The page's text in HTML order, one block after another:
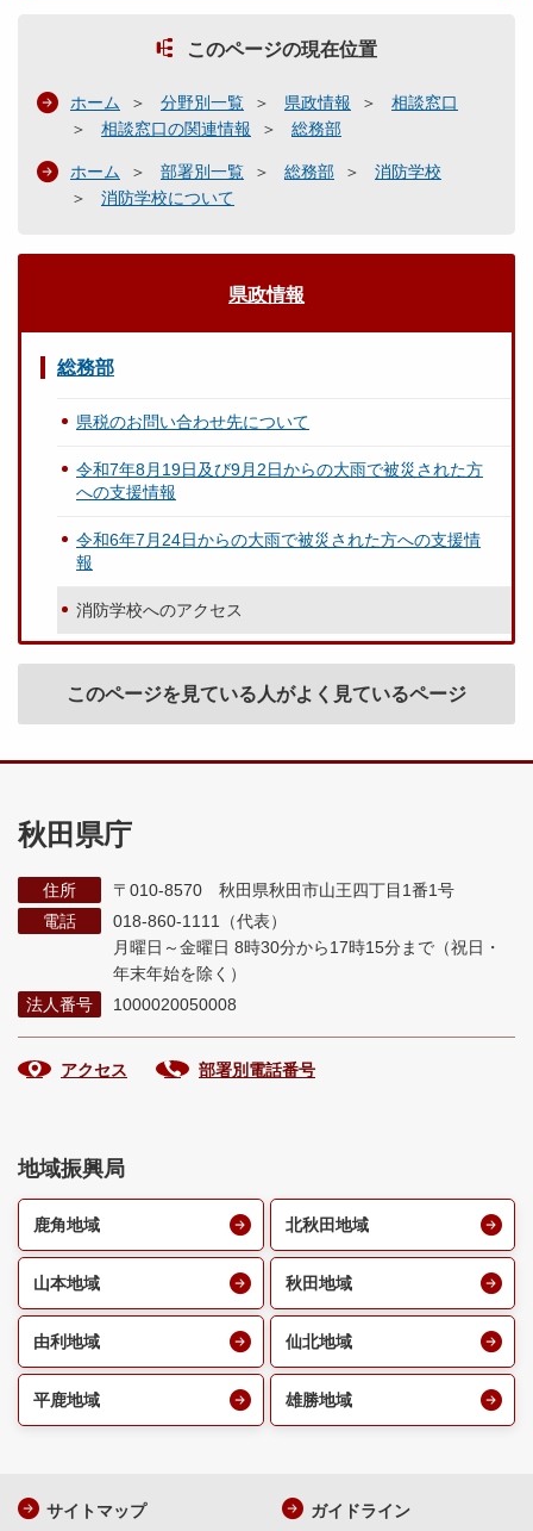
このページの現在位置
ホーム 分野別一覧 県政情報
相談窓口
相談窓口の関連情報
総務部
ホーム 部署別一覧 総務部
消防学校
消防学校について
県政情報
総務部
県税のお問い合わせ先について
令和7年8月19日及び9月2日からの大雨で被災された方
への支援情報
令和6年7月24日からの大雨で被災された方への支援情
報
消防学校へのアクセス
このページを見ている人がよく見ているページ
秋田県庁
住所
〒010-8570 秋田県秋田市山王四丁目1番1号
電話
018-860-1111（代表）
月曜日～金曜日 8時30分から17時15分まで （祝日・
年末年始を除く）
法人番号
1000020050008
アクセス 部署別電話番号
地域振興局
鹿角地域 北秋田地域
山本地域 秋田地域
由利地域 仙北地域
平鹿地域 雄勝地域
サイトマップ ガイドライン